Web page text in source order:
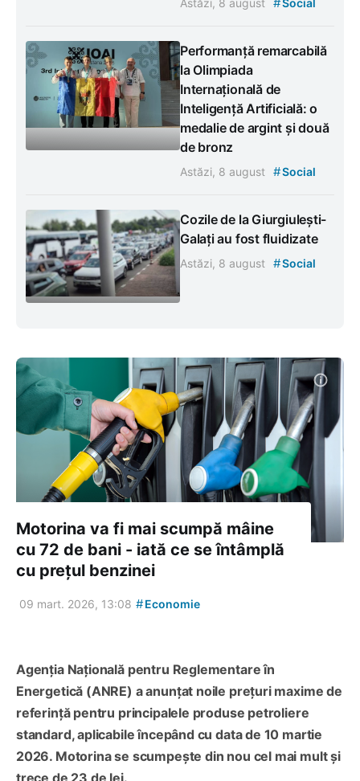
Performanță remarcabilă
la Olimpiada
Internațională de
Inteligență Artificială: o
medalie de argint și două
de bronz
Astăzi, 8 august #Social
Cozile de la Giurgiulești-
Galați au fost fluidizate
Astăzi, 8 august #Social
Motorina va fi mai scumpă mâine
cu 72 de bani - iată ce se întâmplă
cu prețul benzinei
09 mart. 2026, 13:08 #Economie
Agenția Națională pentru Reglementare în
Energetică (ANRE) a anunțat noile prețuri maxime de
referință pentru principalele produse petroliere
standard, aplicabile începând cu data de 10 martie
2026. Motorina se scumpește din nou cel mai mult și
trece de 23 de lei.